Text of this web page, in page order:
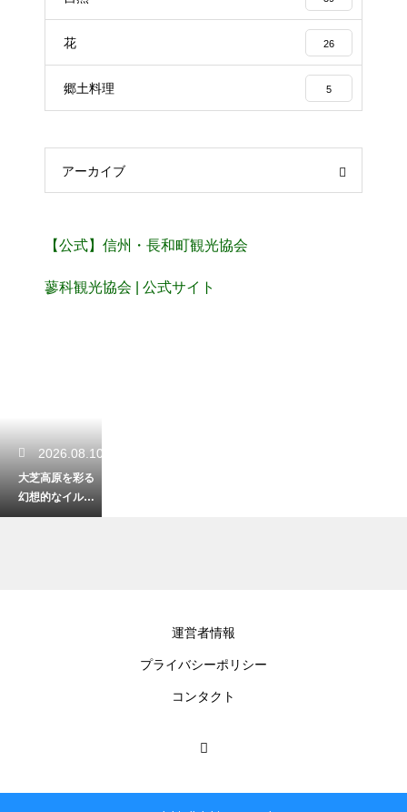
花 26
郷土料理 5
アーカイブ
【公式】信州・長和町観光協会
蓼科観光協会 | 公式サイト
2026.08.10
大芝高原を彩る
幻想的なイルミ
ネーション！冬
運営者情報
プライバシーポリシー
コンタクト